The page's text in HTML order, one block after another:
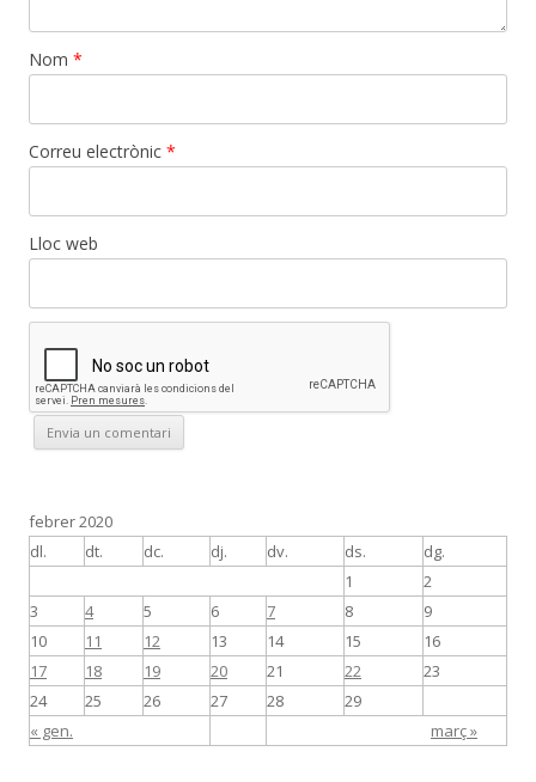
Nom *
Correu electrònic *
Lloc web
febrer 2020
dl.
dt. dc. dj. dv. ds. dg.
« gen. març »
1
2
3
4 5 6 7 8
9
10
11 12 13 14 15
16
17
18 19 20 21 22
23
24
25 26 27 28 29